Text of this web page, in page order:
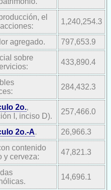
el
1,240,254.3
agregado. 797,653.9
sobre
433,890.4
284,432.3
2o.,
I, inciso D).
257,466.0
2o.-A. 26,966.3
contenido
y cerveza:
47,821.3
14,696.1